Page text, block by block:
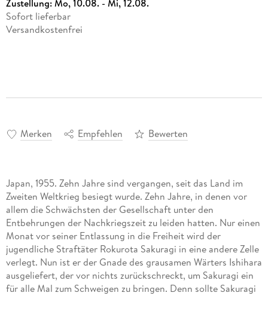
Zustellung:Mo, 10.08. - Mi, 12.08.
Sofort lieferbar
Versandkostenfrei
Merken Empfehlen Bewerten
Japan, 1955. Zehn Jahre sind vergangen, seit das Land im
Zweiten Weltkrieg besiegt wurde. Zehn Jahre, in denen vor
allem die Schwächsten der Gesellschaft unter den
Entbehrungen der Nachkriegszeit zu leiden hatten. Nur einen
Monat vor seiner Entlassung in die Freiheit wird der
jugendliche Straftäter Rokurota Sakuragi in eine andere Zelle
verlegt. Nun ist er der Gnade des grausamen Wärters Ishihara
ausgeliefert, der vor nichts zurückschreckt, um Sakuragi ein
für alle Mal zum Schweigen zu bringen. Denn sollte Sakuragi